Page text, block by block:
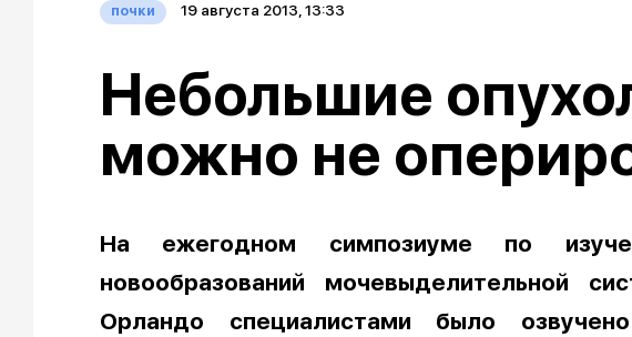
почки 19 августа 2013, 13:33
Небольшие
можно не
На ежегодном симпозиуме по
новообразований мочевыделительной
Орландо специалистами было